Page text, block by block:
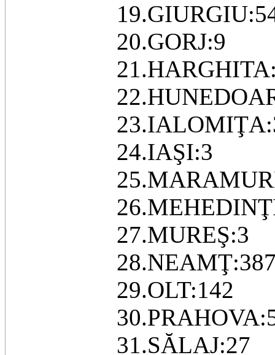
20.GORJ:9
24.IAŞI:3
27.MUREŞ:3
29.OLT:142
31.SĂLAJ:27